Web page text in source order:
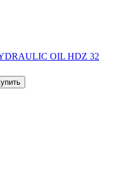
OIL HDZ 32